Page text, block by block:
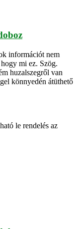
információt nem
mi ez. Szög.
huzalszegről van
könnyedén átüthető
le rendelés az